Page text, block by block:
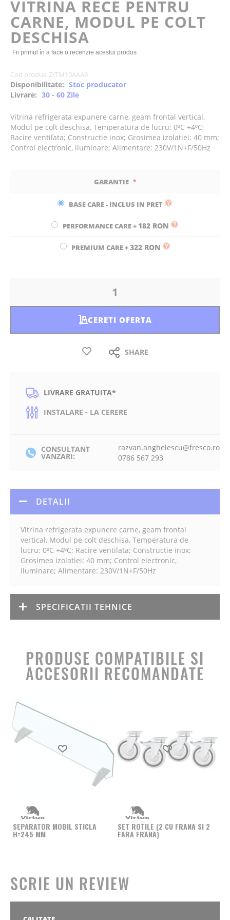
the
images
gallery
VITRINA RECE PENTRU
CARNE, MODUL PE COLT
DESCHISA
Fii primul în a face o recenzie acestui produs
Cod produs Z/TM10AAA9
Disponibilitate: Stoc producator
Livrare: 30 - 60 Zile
Vitrina refrigerata expunere carne, geam frontal vertical,
Modul pe colt deschisa, Temperatura de lucru: 0⁰C +4⁰C;
Racire ventilata; Constructie inox; Grosimea izolatiei: 40 mm;
Control electronic, iluminare; Alimentare: 230V/1N+F/50Hz
GARANTIE
BASE CARE - INCLUS IN PRET
PERFORMANCE CARE+ 182 RON
PREMIUM CARE+322 RON
CERETI OFERTA
SHARE
LIVRARE GRATUITA*
INSTALARE - LA CERERE
CONSULTANT
VANZARI:
razvan.anghelescu@fresco.ro
0786 567 293
DETALII
Vitrina refrigerata expunere carne, geam frontal
vertical, Modul pe colt deschisa, Temperatura de
lucru: 0⁰C +4⁰C; Racire ventilata; Constructie inox;
Grosimea izolatiei: 40 mm; Control electronic,
iluminare; Alimentare: 230V/1N+F/50Hz
SPECIFICATII TEHNICE
PRODUSE COMPATIBILE SI
ACCESORII RECOMANDATE
Produs favorit
SEPARATOR MOBIL STICLA
H=245 MM
Produs favorit
SET ROTILE (2 CU FRANA SI 2
FARA FRANA)
SCRIE UN REVIEW